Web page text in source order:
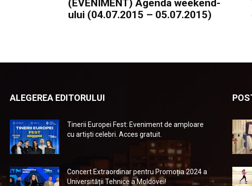
(EVENIMENT) Agenda weekend-
ului (04.07.2015 – 05.07.2015)
ALEGEREA EDITORULUI
Tinerii Europei Fest: Eveniment de amploare
cu artiști celebri. Acces gratuit.
Concert Extraordinar pentru Promoția 2024 a
Universității Tehnice a Moldovei!